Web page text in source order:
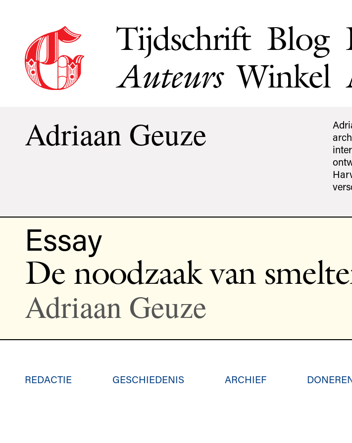
Tijdschrift Blog
Auteurs Winkel
Adriaan Geuze
Essay
De noodzaak van
Adriaan Geuze
REDACTIE GESCHIEDENIS ARCHIEF